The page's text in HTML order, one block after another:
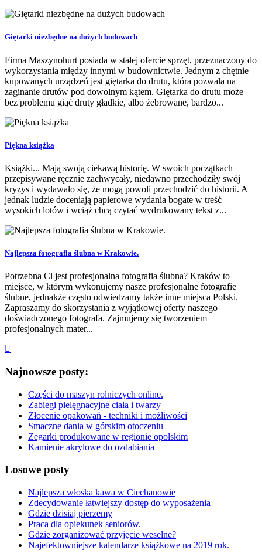
Giętarki niezbędne na dużych budowach
Firma Maszynohurt posiada w stałej ofercie sprzęt, przeznaczony do
wykorzystania między innymi w budownictwie. Jednym z chętnie
kupowanych urządzeń jest giętarka do drutu, która pozwala na
zaginanie drutów pod dowolnym kątem. Giętarka do drutu może
bez problemu giąć druty gładkie, albo żebrowane, bardzo...
Piękna książka
Książki... Mają swoją ciekawą historię. W swoich początkach
przepisywane ręcznie zachwycały, niedawno przechodziły swój
kryzys i wydawało się, że mogą powoli przechodzić do historii. A
jednak ludzie doceniają papierowe wydania bogate w treść
wysokich lotów i wciąż chcą czytać wydrukowany tekst z...
Najlepsza fotografia ślubna w Krakowie.
Potrzebna Ci jest profesjonalna fotografia ślubna? Kraków to
miejsce, w którym wykonujemy nasze profesjonalne fotografie
ślubne, jednakże często odwiedzamy także inne miejsca Polski.
Zapraszamy do skorzystania z wyjątkowej oferty naszego
doświadczonego fotografa. Zajmujemy się tworzeniem
profesjonalnych mater...
Najnowsze posty:
Części do maszyn rolniczych online.
Zabiegi pielęgnacyjne ciała i twarzy
Złocenie opakowań - techniki i możliwości
Smaczne dania w górskim otoczeniu
Zegarki produkowane w regionie opolskim
Kamienie akrylowe do ozdabiania
Losowe posty
Najlepsza włoska kawa w Ciechanowie
Zdecydowanie łatwiejszy dostęp do wyposażenia
Gdzie dzisiaj pierzemy
Praca dla opiekunek seniorów.
Gdzie zorganizować przyjęcie weselne?
Najefektowniejsze kalendarze książkowe na 2019 rok.